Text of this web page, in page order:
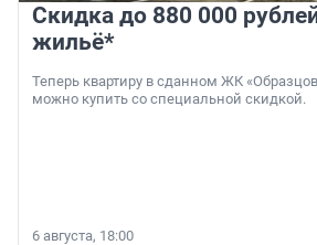
Скидка до 880 000
жильё*
Теперь квартиру в сданном ЖК
можно купить со специальной скидкой.
6 августа, 18:00